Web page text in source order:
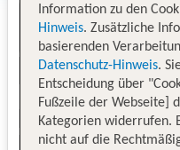
Information zu den
Hinweis. Zusätzliche
basierenden
Datenschutz-Hinweis.
Entscheidung über
Fußzeile der Webseite]
Kategorien widerrufen.
nicht auf die